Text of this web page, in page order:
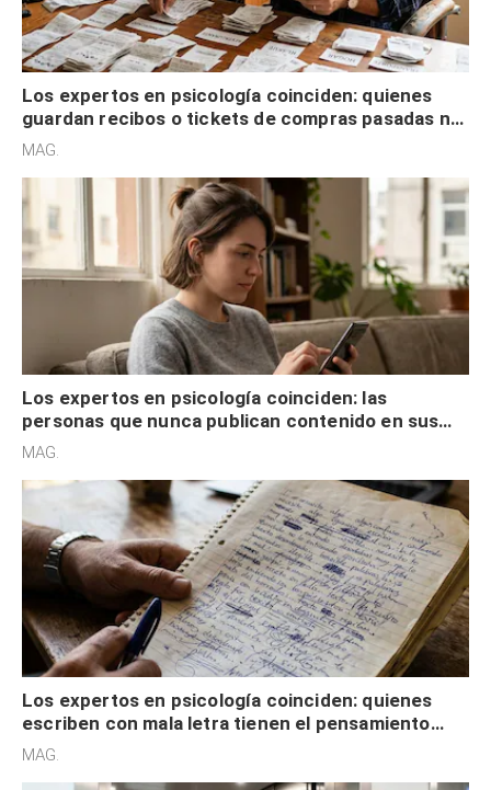
Los expertos en psicología coinciden: quienes
guardan recibos o tickets de compras pasadas no
son acumuladores, sino que tienen necesidad de
MAG.
Los expertos en psicología coinciden: las
personas que nunca publican contenido en sus
redes sociales no pretenden buscar validación
MAG.
Los expertos en psicología coinciden: quienes
escriben con mala letra tienen el pensamiento
acelerado y no lo hacen por desinterés
MAG.